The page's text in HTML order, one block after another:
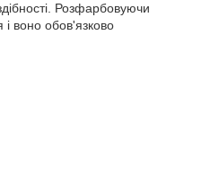
Розфарбовуючи
воно обов'язково